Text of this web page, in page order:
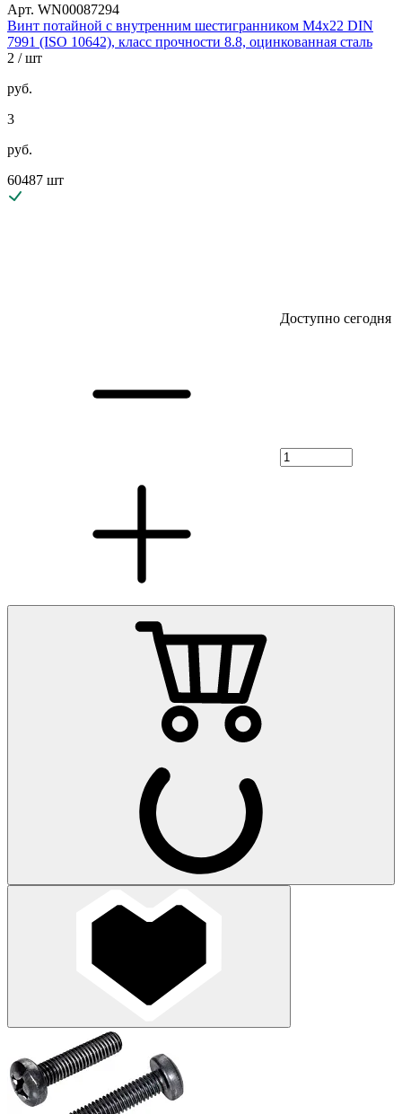
Арт. WN00087294
Винт потайной с внутренним шестигранником М4х22 DIN
7991 (ISO 10642), класс прочности 8.8, оцинкованная сталь
2 / шт
руб.
3
руб.
60487 шт
Доступно сегодня